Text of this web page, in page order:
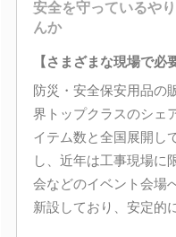
安全を守っているや
んか
【さまざまな現場で必
防災・安全保安用品の
界トップクラスのシェ
イテム数と全国展開し
し、近年は工事現場に
会などのイベント会場
新設しており、安定的